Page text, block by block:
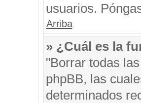
usuarios.
Arriba
» ¿Cuál es la
"Borrar todas
phpBB, las
determinados